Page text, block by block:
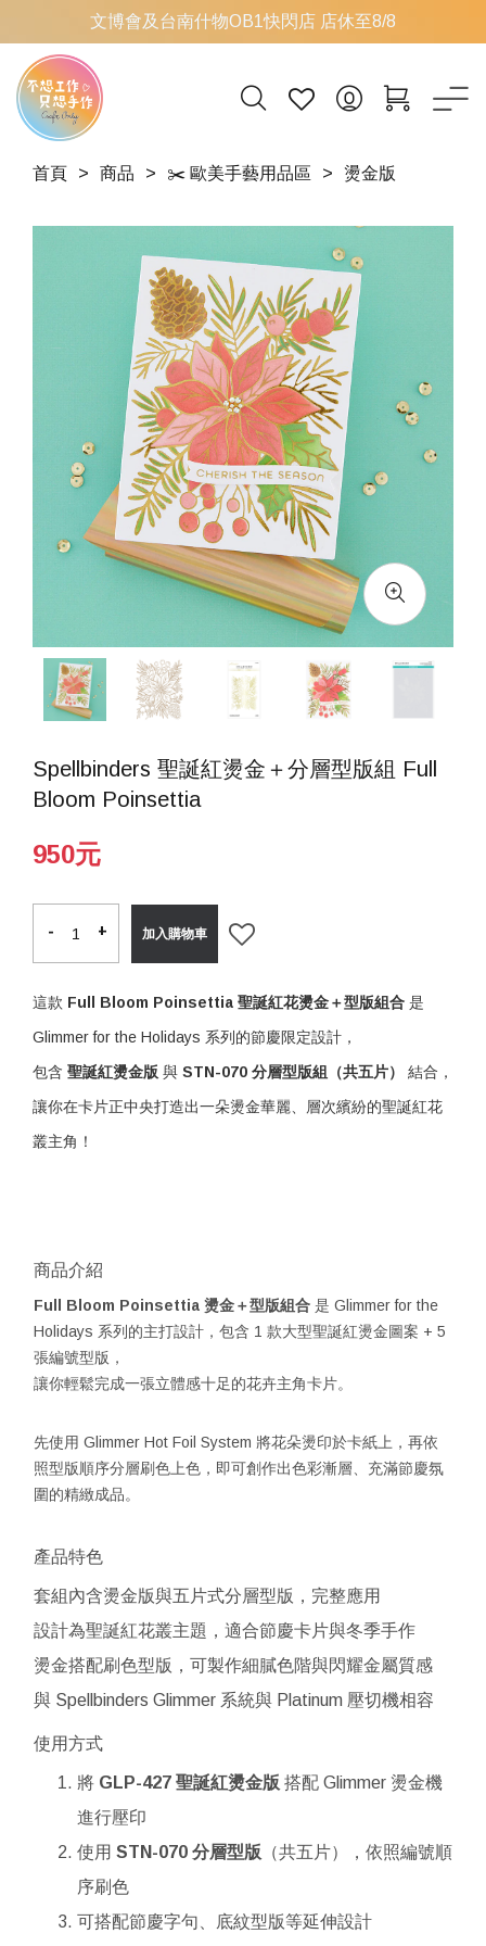
文博會及台南什物OB1快閃店 店休至8/8
首頁 商品 ✂️ 歐美手藝用品區 燙金版
Spellbinders 聖誕紅燙金＋分層型版組 Full
Bloom Poinsettia
950元
- +
- + 加入購物車
這款 Full Bloom Poinsettia 聖誕紅花燙金＋型版組合 是
Glimmer for the Holidays 系列的節慶限定設計，
包含 聖誕紅燙金版 與 STN-070 分層型版組（共五片）
結合，
讓你在卡片正中央打造出一朵燙金華麗、層次繽紛的聖誕紅花
叢主角！
商品介紹
Full Bloom Poinsettia 燙金＋型版組合 是 Glimmer for the
Holidays 系列的主打設計，包含 1 款大型聖誕紅燙金圖案 + 5
張編號型版，
讓你輕鬆完成一張立體感十足的花卉主角卡片。
先使用 Glimmer Hot Foil System 將花朵燙印於卡紙上，再依
照型版順序分層刷色上色，即可創作出色彩漸層、充滿節慶氛
圍的精緻成品。
產品特色
套組內含燙金版與五片式分層型版，完整應用
設計為聖誕紅花叢主題，適合節慶卡片與冬季手作
燙金搭配刷色型版，可製作細膩色階與閃耀金屬質感
與 Spellbinders Glimmer 系統與 Platinum 壓切機相容
使用方式
將 GLP-427 聖誕紅燙金版 搭配 Glimmer 燙金機
進行壓印
使用 STN-070 分層型版 （共五片），依照編號順
序刷色
可搭配節慶字句、底紋型版等延伸設計